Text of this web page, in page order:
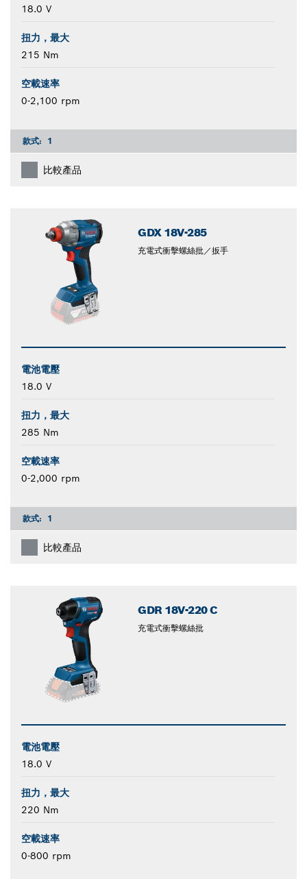
18.0 V
扭力，最大
215 Nm
空載速率
0-2,100 rpm
款式: 1
比較產品
GDX 18V-285
充電式衝擊螺絲批／扳手
電池電壓
18.0 V
扭力，最大
285 Nm
空載速率
0-2,000 rpm
款式: 1
比較產品
GDR 18V-220 C
充電式衝擊螺絲批
電池電壓
18.0 V
扭力，最大
220 Nm
空載速率
0-800 rpm